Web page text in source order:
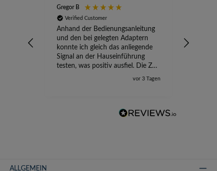
Gregor B
Verified Customer
Anhand der Bedienungsanleitung
und den bei gelegten Adaptern
konnte ich gleich das anliegende
Signal an der Hauseinführung
testen, was positiv ausfiel. Die Zeit
der Ungewissheit ist jetzt vorbei,
vor 3 Tagen
ALLGEMEIN